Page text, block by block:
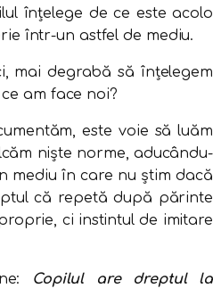
înțelege de ce este acolo
într-un astfel de mediu.
mai degrabă să înțelegem
am face noi?
este voie să luăm
niște norme, aducându-
mediu în care nu știm dacă
că repetă după părinte
ci instintul de imitare
Copilul are dreptul la